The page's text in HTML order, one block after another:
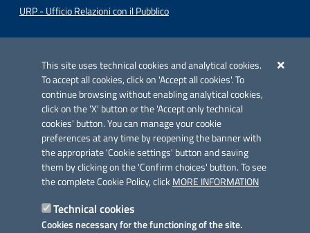
This site uses technical cookies and analytical cookies.
To accept all cookies, click on 'Accept all cookies'. To
continue browsing without enabling analytical cookies,
click on the 'X' button or the 'Accept only technical
cookies' button. You can manage your cookie
preferences at any time by reopening the banner with
the appropriate 'Cookie settings' button and saving
them by clicking on the 'Confirm choices' button. To see
the complete Cookie Policy, clickMORE INFORMATION
Technical cookies
Cookies necessary for the functioning of the site.
URP - Ufficio Relazioni con il Pubblico
Azione 2.3.
Link utili
Informativa privacy
Dichiarazione di accessibilità